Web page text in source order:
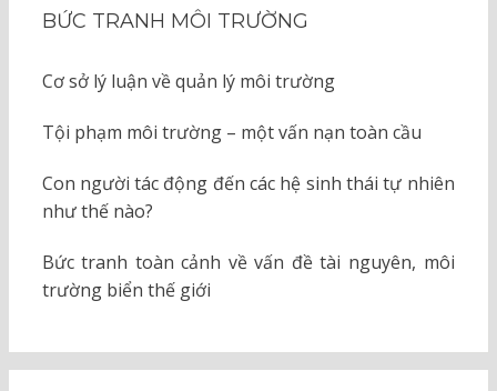
BỨC TRANH MÔI TRƯỜNG
Cơ sở lý luận về quản lý môi trường
Tội phạm môi trường – một vấn nạn toàn cầu
Con người tác động đến các hệ sinh thái tự nhiên
như thế nào?
Bức tranh toàn cảnh về vấn đề tài nguyên, môi
trường biển thế giới